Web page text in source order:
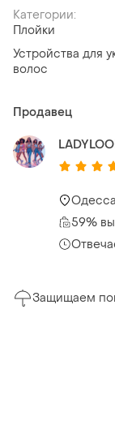
Категории:
Плойки
Устройства для
волос
Продавец
Одесса
59%
Защищаем